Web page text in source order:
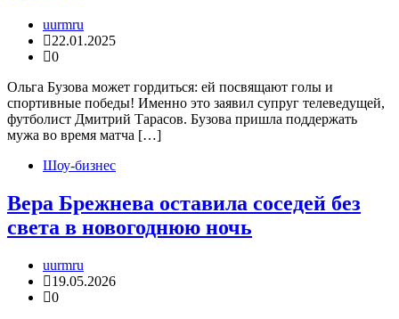
uurmru
22.01.2025
0
Ольга Бузова может гордиться: ей посвящают голы и
спортивные победы! Именно это заявил супруг телеведущей,
футболист Дмитрий Тарасов. Бузова пришла поддержать
мужа во время матча […]
Шоу-бизнес
Вера Брежнева оставила соседей без
света в новогоднюю ночь
uurmru
19.05.2026
0